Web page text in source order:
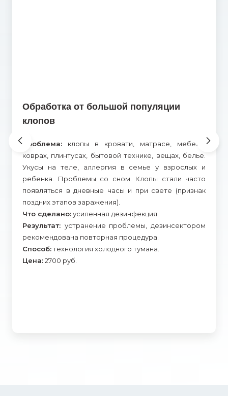
Обработка от большой популяции
клопов
Проблема: клопы в кровати, матрасе, мебели,
коврах, плинтусах, бытовой технике, вещах, белье.
Укусы на теле, аллергия в семье у взрослых и
ребенка. Проблемы со сном. Клопы стали часто
появляться в дневные часы и при свете (признак
поздних этапов заражения).
Что сделано:усиленная дезинфекция.
Результат: устранение проблемы, дезинсектором
рекомендована повторная процедура.
Способ:технология холодного тумана.
Цена:2700 руб.